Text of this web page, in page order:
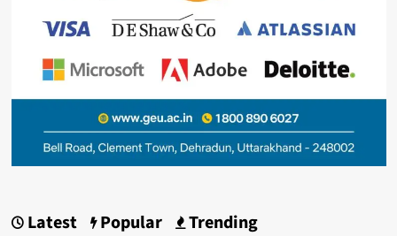
Latest Popular Trending